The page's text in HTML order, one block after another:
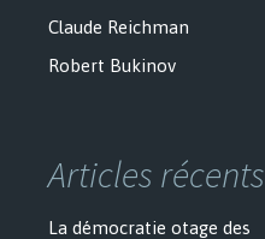
Claude Reichman
Robert Bukinov
Articles récents
La démocratie otage des